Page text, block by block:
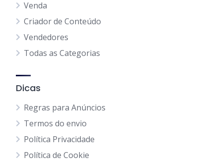
Venda
Criador de Conteúdo
Vendedores
Todas as Categorias
Dicas
Regras para Anúncios
Termos do envio
Política Privacidade
Política de Cookie